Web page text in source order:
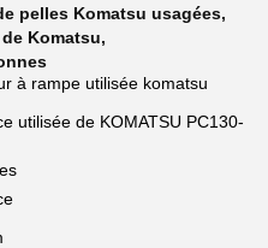
pelles Komatsu usagées,
Komatsu,
à rampe utilisée komatsu
utilisée de KOMATSU PC130-